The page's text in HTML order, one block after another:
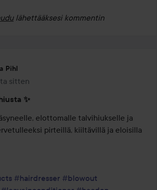
lähettääksesi kommentin
Pihl
sitten1 vuotta sitten
✨
elottomalle talvihiukselle ja
pirteillä, kiiltävillä ja eloisilla
#hairdresser #blowout